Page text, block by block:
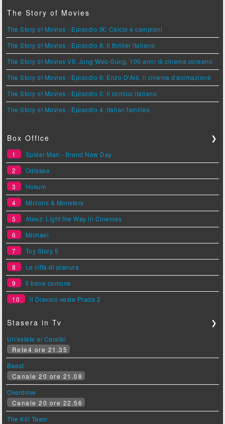
The Story of Movies
The Story of Movies - Episodio IX: Calcio e campioni
The Story of Movies - Episodio 8: Il thriller italiano
The Story of Movies VII: Jung Woo-Sung, 100 anni di cinema coreano
The Story of Movies - Episodio 6: Enzo D'Alò, il cinema d'animazione
The Story of Movies - Episodio 5: Il comico italiano
The Story of Movies - Episodio 4: Italian families
Box Office ❯
1
Spider-Man - Brand New Day
2
Odissea
3
Hokum
4
Minions & Monsters
5
Ateez: Light the Way in Cinemas
6
Michael
7
Toy Story 5
8
Le città di pianura
9
Il bene comune
10
Il Diavolo veste Prada 2
Stasera in Tv ❯
Un'estate ai Caraibi
Rete4 ore 21.35
Beast
Canale 20 ore 21.08
Overdrive
Canale 20 ore 22.56
The Kill Team